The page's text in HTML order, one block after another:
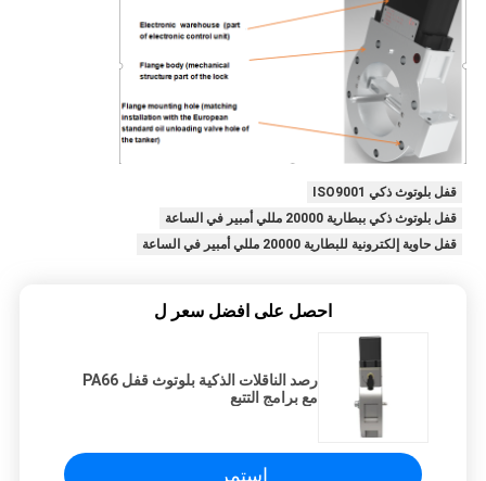
قفل بلوتوث ذكي ISO9001
قفل بلوتوث ذكي ببطارية 20000 مللي أمبير في الساعة
قفل حاوية إلكترونية للبطارية 20000 مللي أمبير في الساعة
احصل على افضل سعر ل
رصد الناقلات الذكية بلوتوث قفل PA66
مع برامج التتبع
استمر